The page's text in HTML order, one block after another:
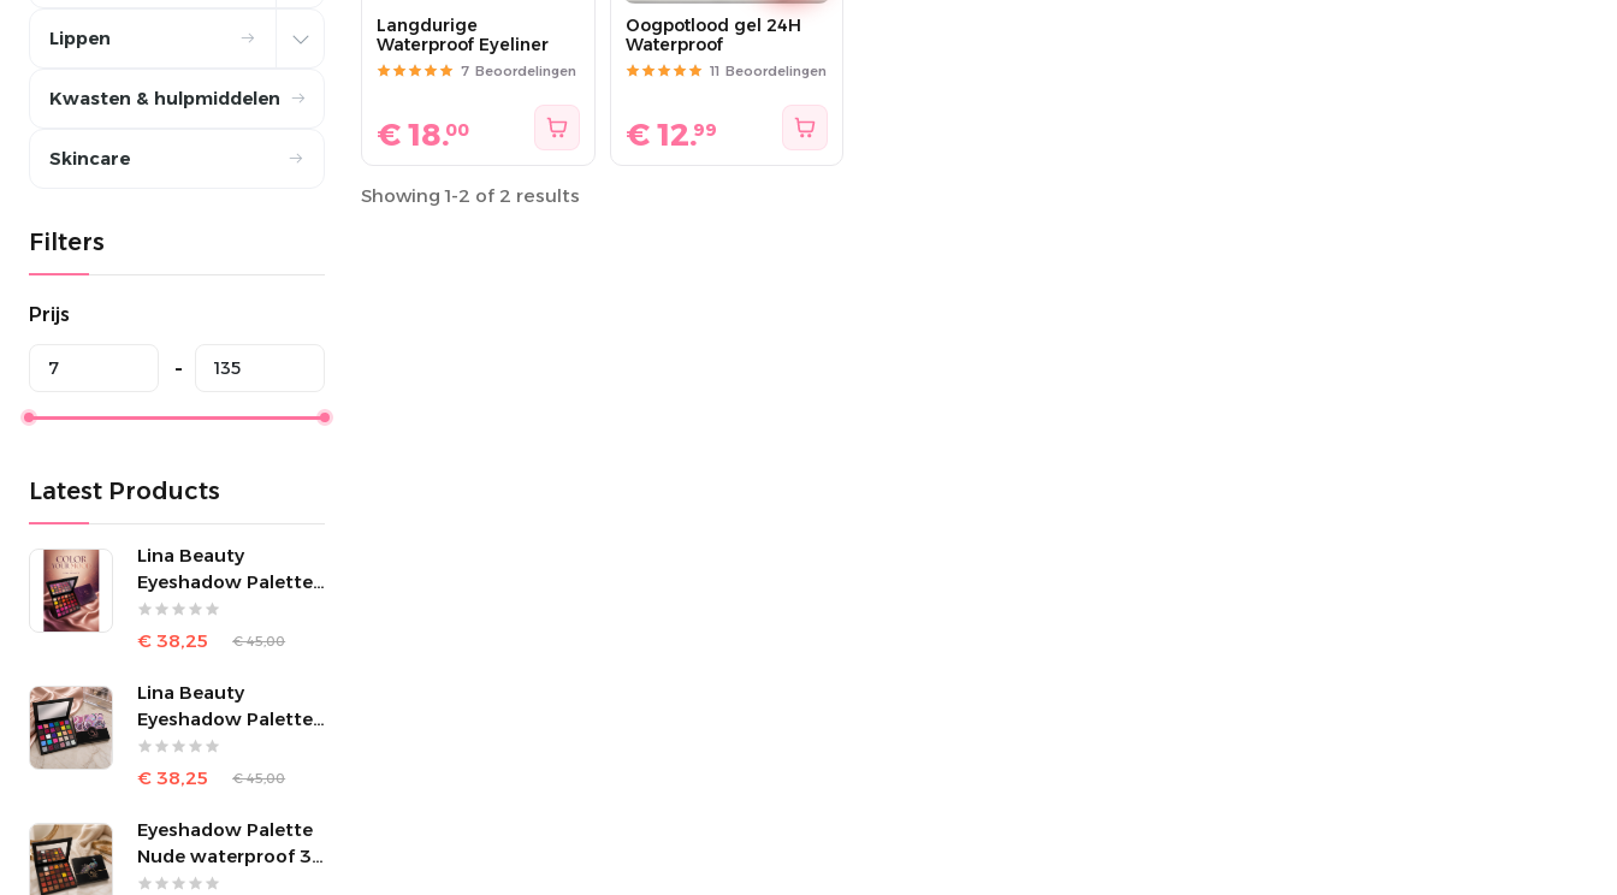
Lippen
Kwasten & hulpmiddelen
Skincare
Filters
Prijs
Latest Products
Lina Beauty
Eyeshadow Palette
Multicolors – 30
Kleuren
€ 38,25 € 45,00
Lina Beauty
Eyeshadow Palette –
Cocktail 30 Colors
€ 38,25
€ 45,00
Eyeshadow Palette
Nude waterproof 30
kleuren
Langdurige
Waterproof Eyeliner
7 Beoordelingen
€18.00
Oogpotlood gel 24H
Waterproof
11 Beoordelingen
€12.99
Showing 1-2 of 2 results